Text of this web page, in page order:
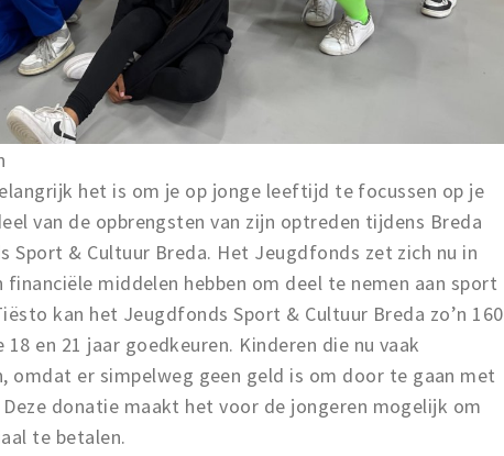
het is om je op jonge leeftijd te focussen op je
van de opbrengsten van zijn optreden tijdens Breda
& Cultuur Breda. Het Jeugdfonds zet zich nu in
middelen hebben om deel te nemen aan sport
kan het Jeugdfonds Sport & Cultuur Breda zo’n 160
en 21 jaar goedkeuren. Kinderen die nu vaak
omdat er simpelweg geen geld is om door te gaan met
donatie maakt het voor de jongeren mogelijk om
te betalen.